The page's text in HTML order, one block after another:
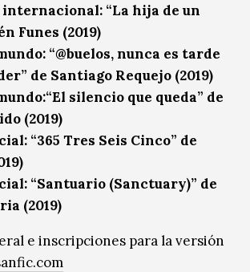
“La hija de un
Funes (2019)
“@buelos, nunca es tarde
de Santiago Requejo (2019)
silencio que queda” de
(2019)
“365 Tres Seis Cinco” de
“Santuario (Sanctuary)” de
(2019)
e inscripciones para la versión